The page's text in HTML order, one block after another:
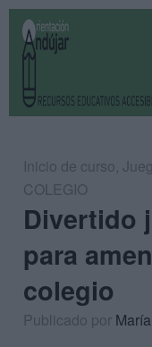
Inicio de curso,
COLEGIO
Divertido
para
colegio
Publicado por